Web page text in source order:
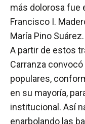
más dolorosa fue
Francisco I.
María Pino Suárez.
A partir de estos
Carranza
populares,
en su mayoría,
institucional. Así
enarbolando las